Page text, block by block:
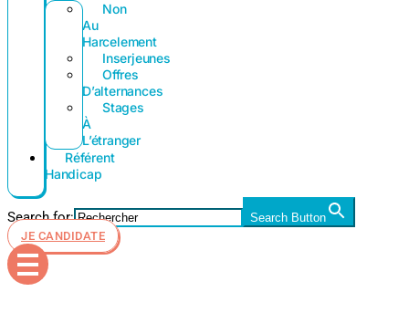
Non
Au
Harcelement
Inserjeunes
Offres
D’alternances
Stages
À
L’étranger
Référent
Handicap
Search for:
Search Button
JE CANDIDATE